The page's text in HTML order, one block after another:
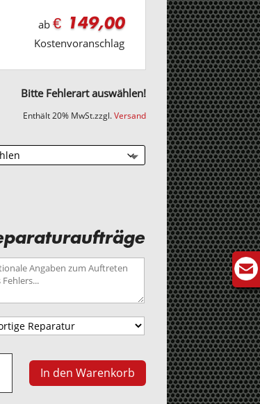
ab € 149,00
Kostenvoranschlag
Bitte Fehlerart auswählen!
Enthält 20% MwSt.zzgl.Versand
In den Warenkorb